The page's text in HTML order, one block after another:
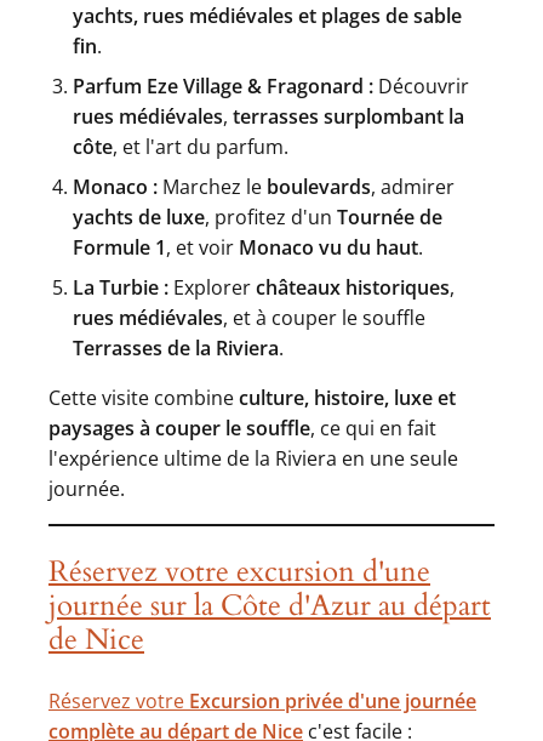
yachts, rues médiévales et plages de sable
fin.
Parfum Eze Village & Fragonard : Découvrir
rues médiévales, terrasses surplombant la
côte, et l'art du parfum.
Monaco : Marchez le boulevards, admirer
yachts de luxe, profitez d'un Tournée de
Formule 1, et voir Monaco vu du haut.
La Turbie : Explorerchâteaux historiques,
rues médiévales, et à couper le souffle
Terrasses de la Riviera.
Cette visite combineculture, histoire, luxe et
paysages à couper le souffle, ce qui en fait
l'expérience ultime de la Riviera en une seule
journée.
Réservez votre excursion d'une
journée sur la Côte d'Azur au départ
de Nice
Réservez votre Excursion privée d'une journée
complète au départ de Nice c'est facile :